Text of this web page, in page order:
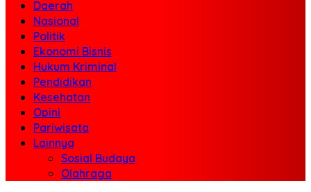
Daerah
Nasional
Politik
Ekonomi Bisnis
Hukum Kriminal
Pendidikan
Kesehatan
Opini
Pariwisata
Lainnya
Sosial Budaya
Olahraga